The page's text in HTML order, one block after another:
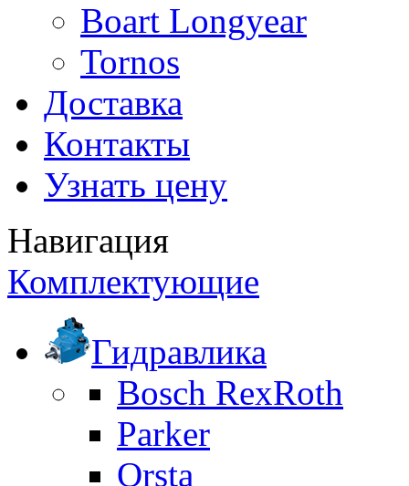
Boart Longyear
Tornos
Доставка
Контакты
Узнать цену
Навигация
Комплектующие
Гидравлика
Bosch RexRoth
Parker
Orsta